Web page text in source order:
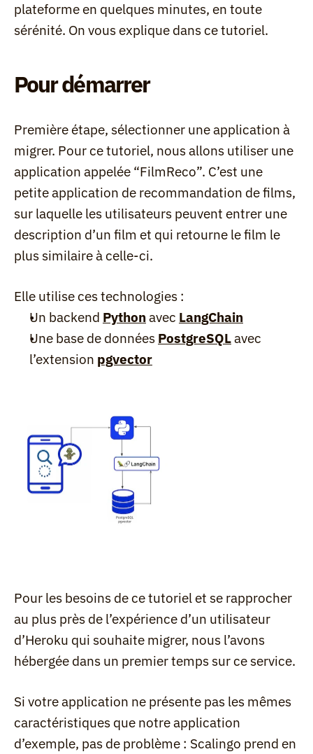
plateforme en quelques minutes, en toute
sérénité. On vous explique dans ce tutoriel.
Pour démarrer
Première étape, sélectionner une application à
migrer. Pour ce tutoriel, nous allons utiliser une
application appelée “FilmReco”. C’est une
petite application de recommandation de films,
sur laquelle les utilisateurs peuvent entrer une
description d’un film et qui retourne le film le
plus similaire à celle-ci.
Elle utilise ces technologies :
Un backend Python avec LangChain
Une base de données PostgreSQL avec
l’extension pgvector
Pour les besoins de ce tutoriel et se rapprocher
au plus près de l’expérience d’un utilisateur
d’Heroku qui souhaite migrer, nous l’avons
hébergée dans un premier temps sur ce service.
Si votre application ne présente pas les mêmes
caractéristiques que notre application
d’exemple, pas de problème : Scalingo prend en